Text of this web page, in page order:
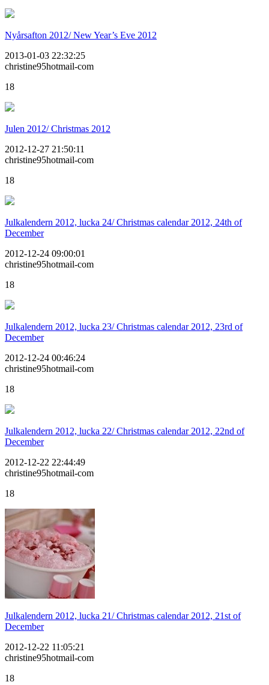
Nyårsafton 2012/ New Year’s Eve 2012
2013-01-03 22:32:25
christine95hotmail-com
18
Julen 2012/ Christmas 2012
2012-12-27 21:50:11
christine95hotmail-com
18
Julkalendern 2012, lucka 24/ Christmas calendar 2012, 24th of
December
2012-12-24 09:00:01
christine95hotmail-com
18
Julkalendern 2012, lucka 23/ Christmas calendar 2012, 23rd of
December
2012-12-24 00:46:24
christine95hotmail-com
18
Julkalendern 2012, lucka 22/ Christmas calendar 2012, 22nd of
December
2012-12-22 22:44:49
christine95hotmail-com
18
Julkalendern 2012, lucka 21/ Christmas calendar 2012, 21st of
December
2012-12-22 11:05:21
christine95hotmail-com
18